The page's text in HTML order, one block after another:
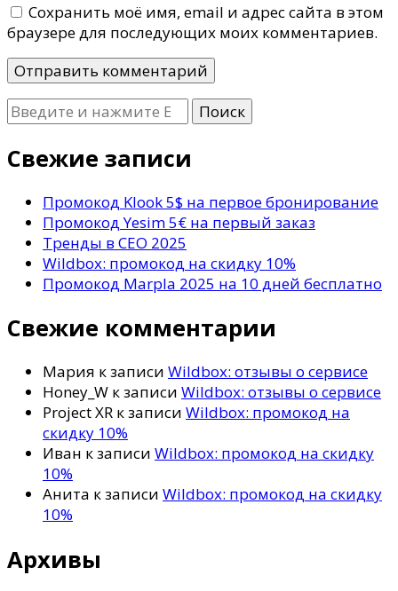
Сохранить моё имя, email и адрес сайта в этом
браузере для последующих моих комментариев.
Ищите
что-
то?
Свежие записи
Промокод Klook 5$ на первое бронирование
Промокод Yesim 5€ на первый заказ
Тренды в СЕО 2025
Wildbox: промокод на скидку 10%
Промокод Marpla 2025 на 10 дней бесплатно
Свежие комментарии
Мария к записи Wildbox: отзывы о сервисе
Honey_W к записи Wildbox: отзывы о сервисе
Project XR к записи Wildbox: промокод на
скидку 10%
Иван к записи Wildbox: промокод на скидку
10%
Анита к записи Wildbox: промокод на скидку
10%
Архивы